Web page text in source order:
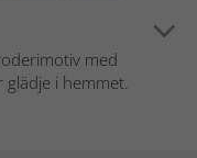
med
i hemmet.